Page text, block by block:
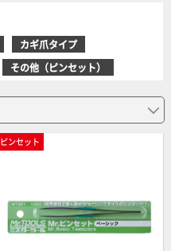
カギ爪タイプ
その他（ピンセット）
ピンセット